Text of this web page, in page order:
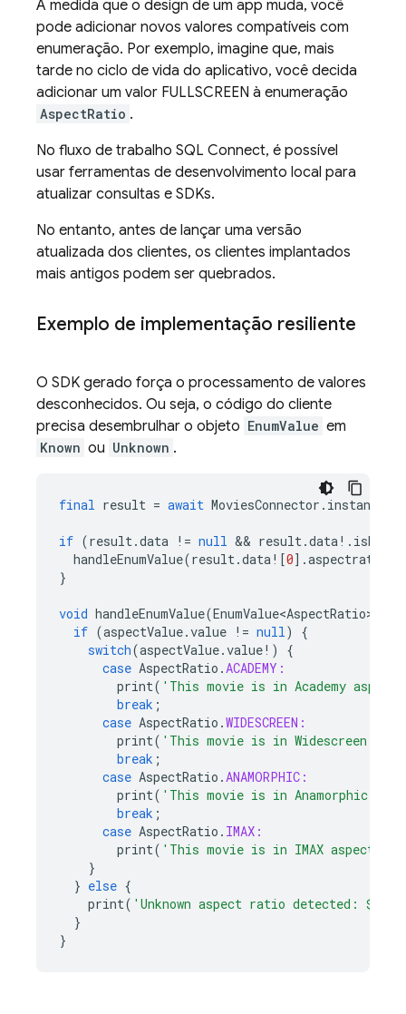
À medida que o design de um app muda, você
pode adicionar novos valores compatíveis com
enumeração. Por exemplo, imagine que, mais
tarde no ciclo de vida do aplicativo, você decida
adicionar um valor FULLSCREEN à enumeração
AspectRatio .
No fluxo de trabalho SQL Connect, é possível
usar ferramentas de desenvolvimento local para
atualizar consultas e SDKs.
No entanto, antes de lançar uma versão
atualizada dos clientes, os clientes implantados
mais antigos podem ser quebrados.
Exemplo de implementação resiliente
O SDK gerado força o processamento de valores
desconhecidos. Ou seja, o código do cliente
precisa desembrulhar o objeto EnumValue em
Known ou Unknown .
final result = await MoviesConnector . instance
if (result.data != null && result.data! .
handleEnumValue(result.data! [0].aspectratio
}
void handleEnumValue(EnumValue<AspectRatio>
if (aspectValue.value != null)
{
switch(aspectValue.value! )
{
case AspectRatio .ACADEMY:
print( 'This movie is in Academy aspect'
break ;
case AspectRatio .WIDESCREEN:
print( 'This movie is in Widescreen
break ;
case AspectRatio .ANAMORPHIC:
print( 'This movie is in Anamorphic
break ;
case AspectRatio . IMAX:
print( 'This movie is in IMAX aspect'
}
} else {
print( 'Unknown aspect ratio detected: ${
}
}